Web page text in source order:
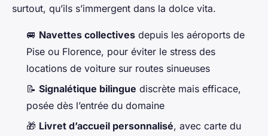
surtout, qu’ils s’immergent dans la dolce vita.
🚐 Navettes collectives depuis les aéroports de
Pise ou Florence, pour éviter le stress des
locations de voiture sur routes sinueuses
📝 Signalétique bilingue discrète mais efficace,
posée dès l’entrée du domaine
🎁 Livret d’accueil personnalisé, avec carte du